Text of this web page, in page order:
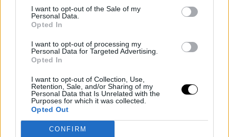
I want to opt-out of the Sale of my
Personal Data.
Opted In
I want to opt-out of processing my
Personal Data for Targeted Advertising.
Opted In
I want to opt-out of Collection, Use,
Retention, Sale, and/or Sharing of my
Personal Data that Is Unrelated with the
Purposes for which it was collected.
Opted Out
CONFIRM